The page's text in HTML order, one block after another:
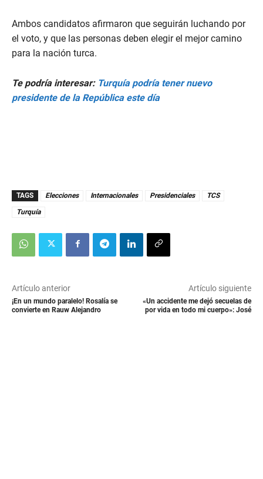
Ambos candidatos afirmaron que seguirán luchando por
el voto, y que las personas deben elegir el mejor camino
para la nación turca.
Te podría interesar: Turquía podría tener nuevo
presidente de la República este día
TAGS Elecciones Internacionales Presidenciales
TCS
Turquía
Artículo anterior
¡En un mundo paralelo! Rosalía se
convierte en Rauw Alejandro
Artículo siguiente
«Un accidente me dejó secuelas de
por vida en todo mi cuerpo»: José